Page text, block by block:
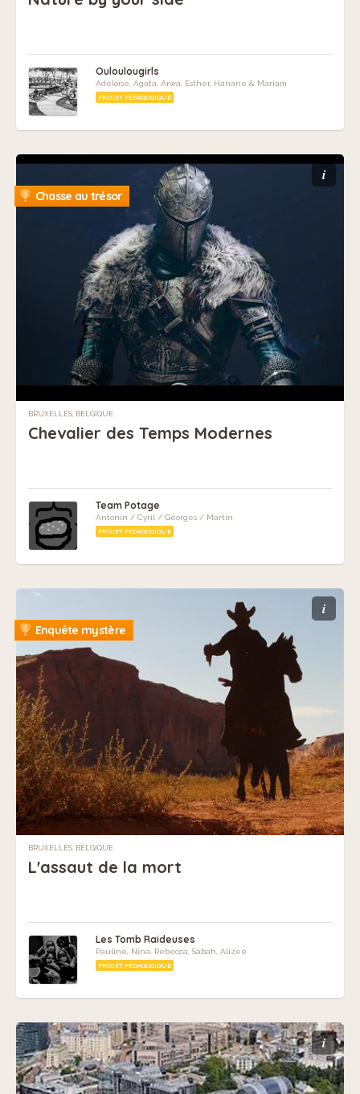
Ouloulougirls
Adéloïse, Agata, Arwa, Esther, Hanane & Mariam
PROJET PÉDAGOGIQUE
i
Chasse au trésor
BRUXELLES, BELGIQUE
Chevalier des Temps Modernes
Team Potage
Antonin / Cyril / Georges / Martin
PROJET PÉDAGOGIQUE
i
Enquête mystère
BRUXELLES, BELGIQUE
L'assaut de la mort
Les Tomb Raideuses
Pauline, Nina, Rebecca, Sabah, Alizée
PROJET PÉDAGOGIQUE
i